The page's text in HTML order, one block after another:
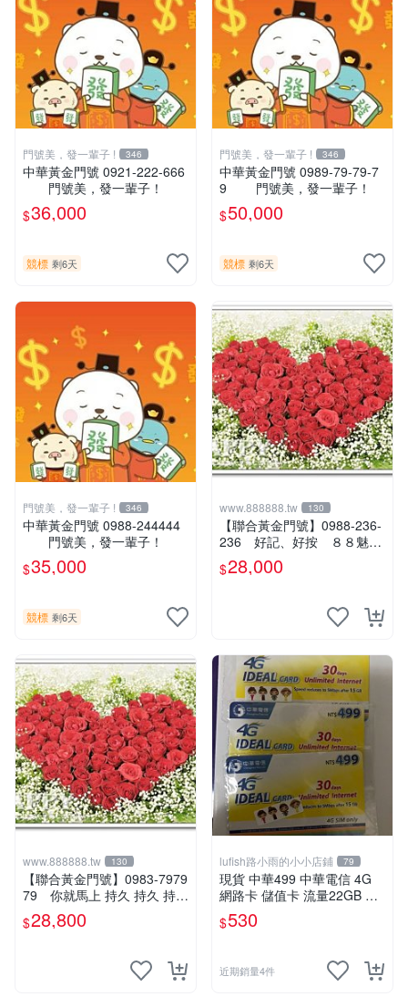
門號美，發一輩子 ! 346
中華黃金門號 0921-222-666
門號美，發一輩子！
$36,000
競標 剩6天
門號美，發一輩子 ! 346
中華黃金門號 0989-79-79-7
9 門號美，發一輩子！
$50,000
競標 剩6天
門號美，發一輩子 ! 346
中華黃金門號 0988-244444
門號美，發一輩子！
$35,000
競標 剩6天
www.888888.tw 130
【聯合黃金門號】0988-236-
236 好記、好按 ８８魅力
無窮！可刷卡～
$28,000
www.888888.tw 130
【聯合黃金門號】0983-7979
79 你就馬上 持久 持久 持久
～ (可刷卡！) 83 79 79 79
$28,800
lufish路小雨的小小店鋪 79
現貨 中華499 中華電信 4G
網路卡 儲值卡 流量22GB 吃
到飽 （非門號不能插卡即
用）中華電信如意卡專用
$530
近期銷量4件